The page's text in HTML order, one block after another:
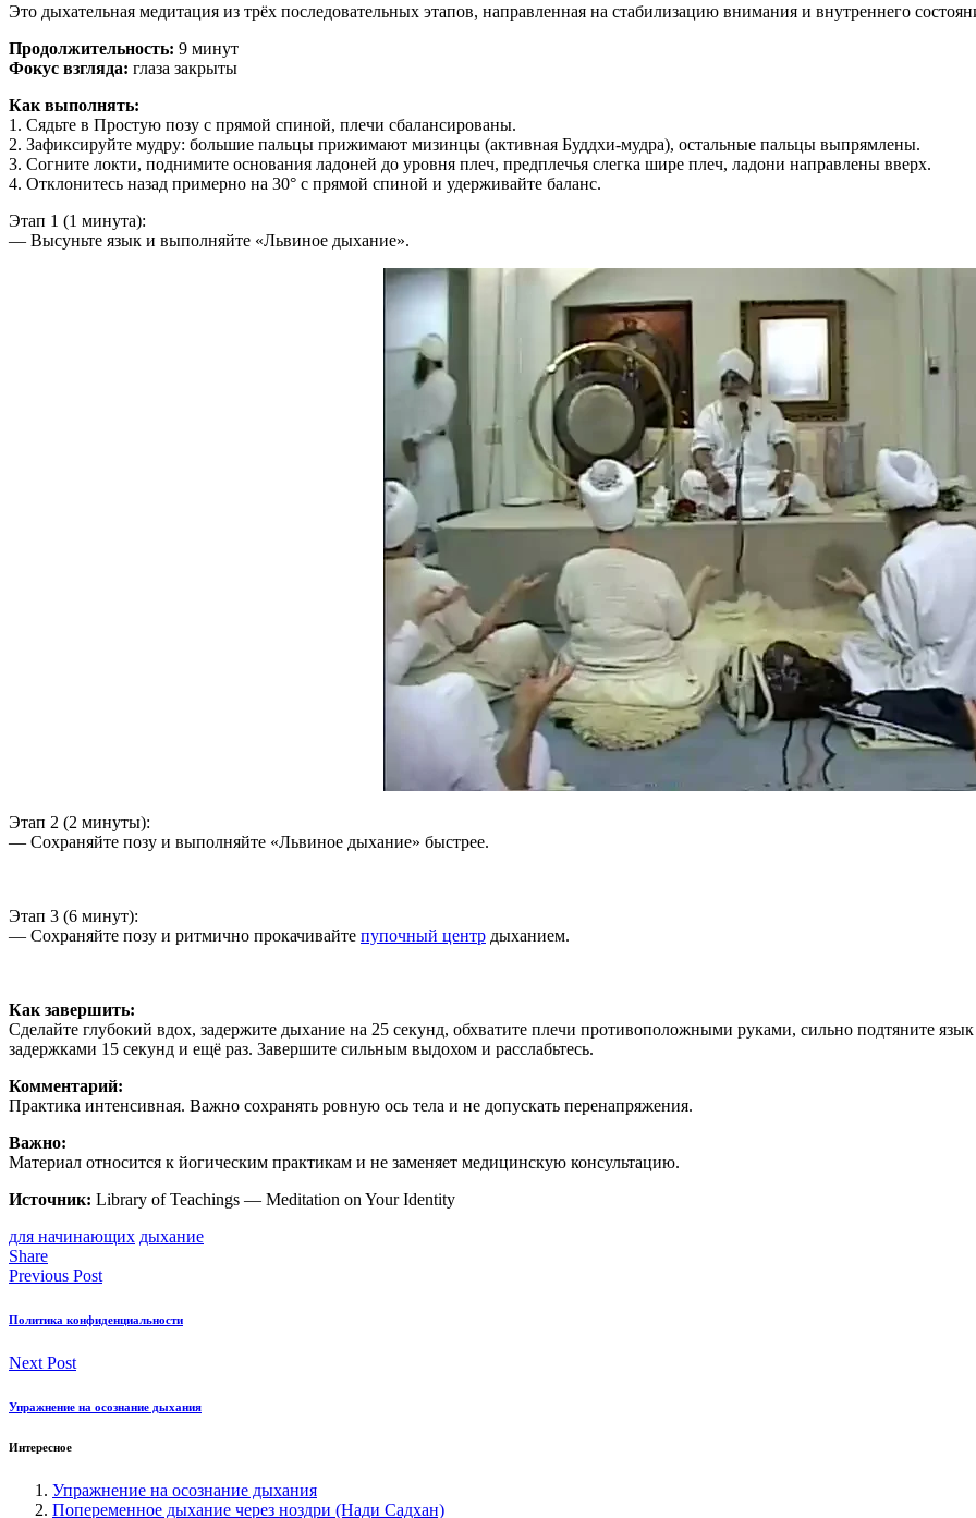
Это дыхательная медитация из трёх последовательных этапов, направленная на стабилизацию внимания и внутреннего
Продолжительность: 9 минут
Фокус взгляда: глаза закрыты
Как выполнять:
1. Сядьте в Простую позу с прямой спиной, плечи сбалансированы.
2. Зафиксируйте мудру: большие пальцы прижимают мизинцы (активная Буддхи-мудра), остальные пальцы выпрямлены.
3. Согните локти, поднимите основания ладоней до уровня плеч, предплечья слегка шире плеч, ладони направлены вверх.
4. Отклонитесь назад примерно на 30° с прямой спиной и удерживайте баланс.
Этап 1 (1 минута):
— Высуньте язык и выполняйте «Львиное дыхание».
Этап 2 (2 минуты):
— Сохраняйте позу и выполняйте «Львиное дыхание» быстрее.
Этап 3 (6 минут):
— Сохраняйте позу и ритмично прокачивайте пупочный центр дыханием.
Как завершить:
Сделайте глубокий вдох, задержите дыхание на 25 секунд, обхватите плечи противоположными руками, сильно подтяните
задержками 15 секунд и ещё раз. Завершите сильным выдохом и расслабьтесь.
Комментарий:
Практика интенсивная. Важно сохранять ровную ось тела и не допускать перенапряжения.
Важно:
Материал относится к йогическим практикам и не заменяет медицинскую консультацию.
Источник: Library of Teachings — Meditation on Your Identity
для начинающих дыхание
Share
Previous Post
Политика конфиденциальности
Next Post
Упражнение на осознание дыхания
Интересное
Упражнение на осознание дыхания
Попеременное дыхание через ноздри (Нади Садхан)